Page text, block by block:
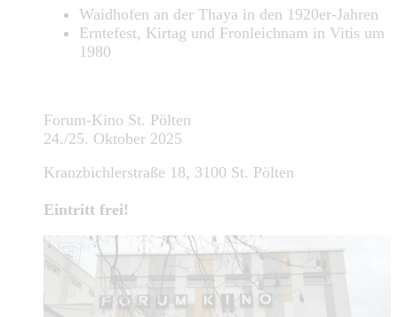
Waidhofen an der Thaya in den 1920er-Jahren
Erntefest, Kirtag und Fronleichnam in Vitis um
1980
Forum-Kino St. Pölten
24./25. Oktober 2025
Kranzbichlerstraße 18, 3100 St. Pölten
Eintritt frei!